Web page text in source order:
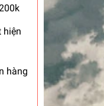
hiện
hàng